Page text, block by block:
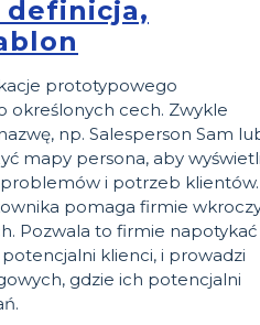
definicja,
prototypowego
określonych cech. Zwykle
np. Salesperson Sam
mapy persona, aby
i potrzeb klientów.
pomaga firmie
Pozwala to firmie napotykać
klienci, i prowadzi
gdzie ich potencjalni